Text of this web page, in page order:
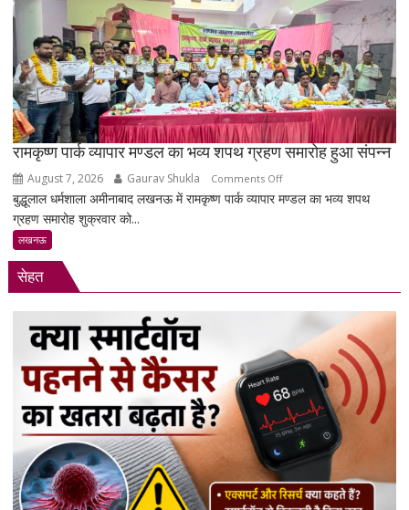
21वीं
सदी
का
नशा’,
रोजगार
को
लेकर
सरकार
रामकृष्ण पार्क व्यापार मण्डल का भव्य शपथ ग्रहण समारोह हुआ संपन्न
August 7, 2026 Gaurav Shukla Comments Offon
रामकृष्ण
समारोह
संपन्न
बुद्धूलाल धर्मशाला अमीनाबाद लखनऊ में रामकृष्ण पार्क व्यापार मण्डल का भव्य शपथ
ग्रहण समारोह शुक्रवार को...
लखनऊ
सेहत